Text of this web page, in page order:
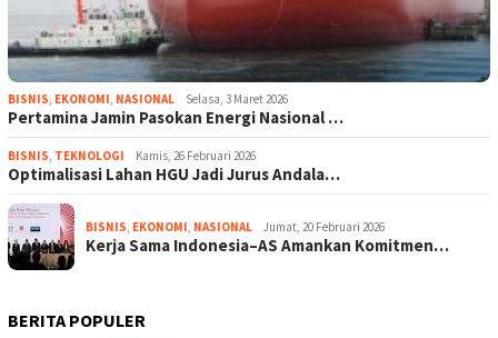
BISNIS, EKONOMI, NASIONAL Selasa, 3 Maret 2026
Pertamina Jamin Pasokan Energi Nasional …
BISNIS, TEKNOLOGI Kamis, 26 Februari 2026
Optimalisasi Lahan HGU Jadi Jurus Andala…
BISNIS, EKONOMI, NASIONAL Jumat, 20 Februari 2026
Kerja Sama Indonesia–AS Amankan Komitmen…
BERITA POPULER